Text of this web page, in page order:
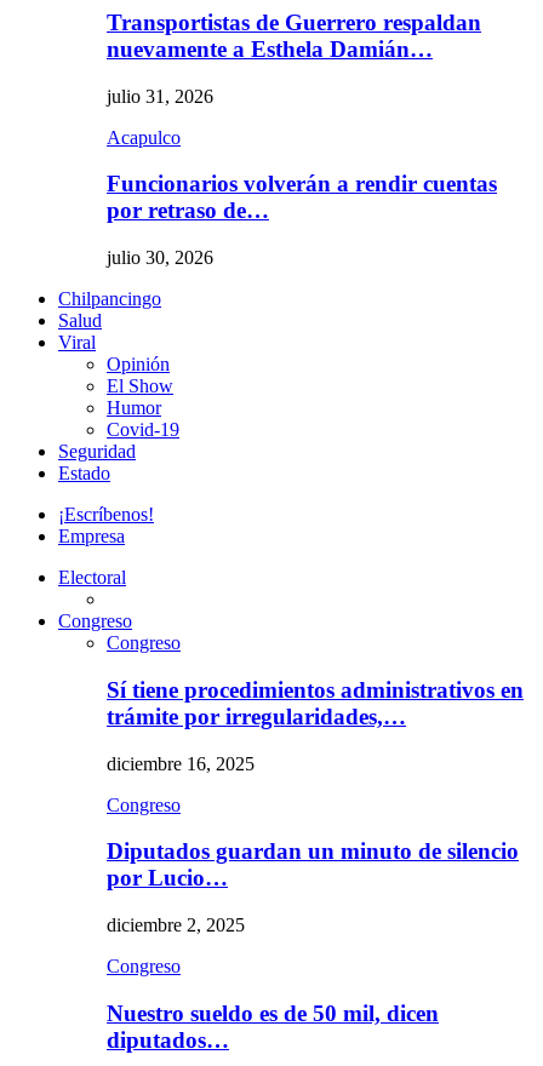
Transportistas de Guerrero respaldan
nuevamente a Esthela Damián…
julio 31, 2026
Acapulco
Funcionarios volverán a rendir cuentas
por retraso de…
julio 30, 2026
Chilpancingo
Salud
Viral
Opinión
El Show
Humor
Covid-19
Seguridad
Estado
¡Escríbenos!
Empresa
Electoral
Congreso
Congreso
Sí tiene procedimientos administrativos en
trámite por irregularidades,…
diciembre 16, 2025
Congreso
Diputados guardan un minuto de silencio
por Lucio…
diciembre 2, 2025
Congreso
Nuestro sueldo es de 50 mil, dicen
diputados…